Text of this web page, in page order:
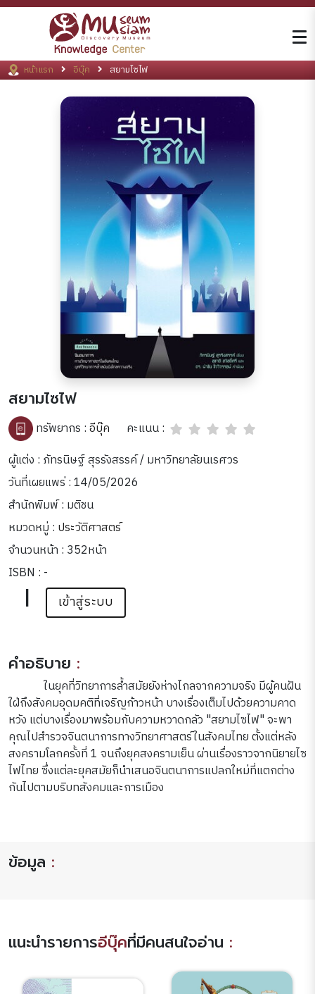
หน้าแรก อีบุ๊ค สยามไซไฟ
สยามไซไฟ
ทรัพยากร :อีบุ๊ค
คะแนน :
ผู้แต่ง : ภัทรนิษฐ์ สุรรังสรรค์ / มหาวิทยาลัยนเรศวร
วันที่เผยแพร่ : 14/05/2026
สำนักพิมพ์ : มติชน
หมวดหมู่ : ประวัติศาสตร์
จำนวนหน้า : 352หน้า
ISBN : -
| เข้าสู่ระบบ
คำอธิบาย :
ในยุคที่วิทยาการล้ำสมัยยังห่างไกลจากความจริง มีผู้คนฝัน
ใฝ่ถึงสังคมอุดมคติที่เจริญก้าวหน้า บางเรื่องเต็มไปด้วยความคาด
หวัง แต่บางเรื่องมาพร้อมกับความหวาดกลัว "สยามไซไฟ" จะพา
คุณไปสำรวจจินตนาการทางวิทยาศาสตร์ในสังคมไทย ตั้งแต่หลัง
สงครามโลกครั้งที่ 1 จนถึงยุคสงครามเย็น ผ่านเรื่องราวจากนิยายไซ
ไฟไทย ซึ่งแต่ละยุคสมัยก็นำเสนอจินตนาการแปลกใหม่ที่แตกต่าง
กันไปตามบริบทสังคมและการเมือง
ข้อมูล :
แนะนำรายการอีบุ๊คที่มีคนสนใจอ่าน :